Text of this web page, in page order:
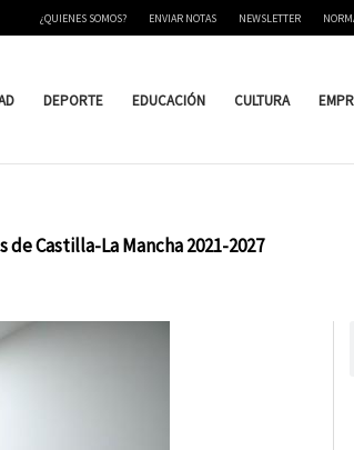
¿QUIENES SOMOS? ENVIAR NOTAS NEWSLETTER
DEPORTE EDUCACIÓN CULTURA
Castilla-La Mancha 2021-2027